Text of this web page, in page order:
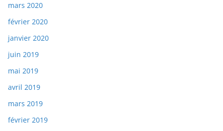
mars 2020
février 2020
janvier 2020
juin 2019
mai 2019
avril 2019
mars 2019
février 2019